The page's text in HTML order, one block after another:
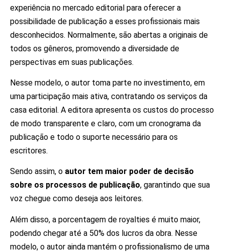
experiência no mercado editorial para oferecer a
possibilidade de publicação a esses profissionais mais
desconhecidos. Normalmente, são abertas a originais de
todos os gêneros, promovendo a diversidade de
perspectivas em suas publicações.
Nesse modelo, o autor toma parte no investimento, em
uma participação mais ativa, contratando os serviços da
casa editorial. A editora apresenta os custos do processo
de modo transparente e claro, com um cronograma da
publicação e todo o suporte necessário para os
escritores.
Sendo assim, o autor tem maior poder de decisão
sobre os processos de publicação, garantindo que sua
voz chegue como deseja aos leitores.
Além disso, a porcentagem de royalties é muito maior,
podendo chegar até a 50% dos lucros da obra. Nesse
modelo, o autor ainda mantém o profissionalismo de uma